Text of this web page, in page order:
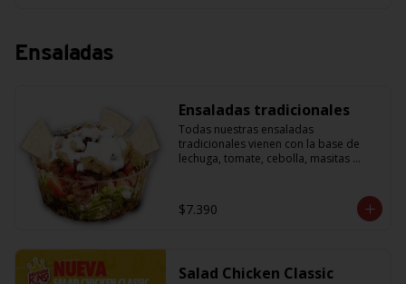
Ensaladas
Ensaladas tradicionales
Todas nuestras ensaladas
tradicionales vienen con la base de
lechuga, tomate, cebolla, masitas
proteína que más te guste.
$7.390
Salad Chicken Classic